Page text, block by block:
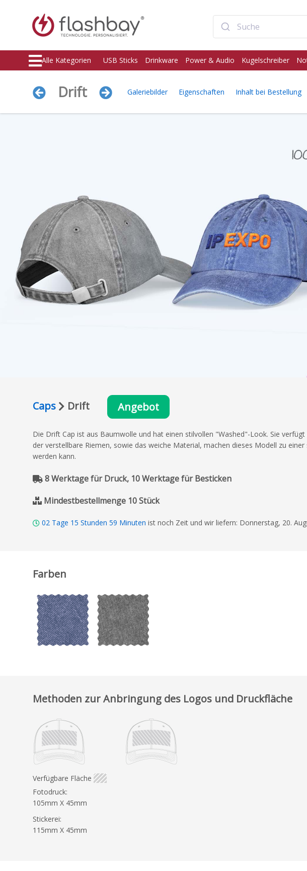
Alle Kategorien USB Sticks Drinkware Power & Audio Kugelschreiber
Drift Galeriebilder Eigenschaften Inhalt bei Bestellung
Caps Drift Angebot
Die Drift Cap ist aus Baumwolle und hat einen stilvollen "Washed"-Look. Sie
der verstellbare Riemen, sowie das weiche Material, machen dieses Modell zu
werden kann.
8 Werktage für Druck, 10 Werktage für Besticken
Mindestbestellmenge 10 Stück
02 Tage 15 Stunden 59 Minuten ist noch Zeit und wir liefern: Donnerstag, 20.
Farben
Methoden zur Anbringung des Logos und Druckfläche
Verfügbare Fläche
Fotodruck:
105mm X 45mm
Stickerei:
115mm X 45mm